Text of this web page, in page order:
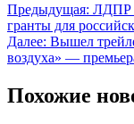
Предыдущая: ЛДПР
гранты для
Далее: Вышел
воздуха» —
Похожие